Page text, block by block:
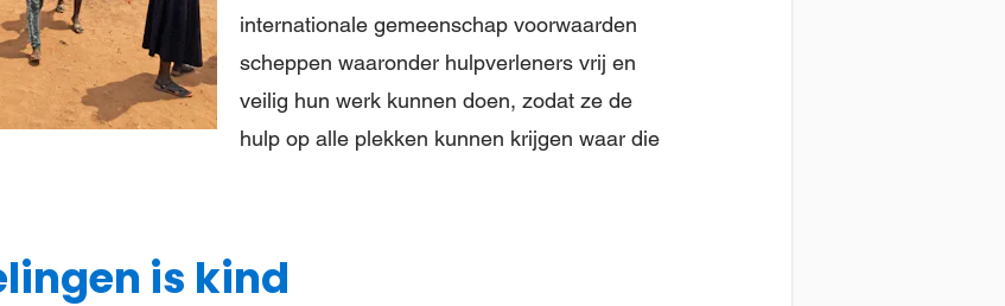
internationale gemeenschap voorwaarden
scheppen waaronder hulpverleners vrij en
veilig hun werk kunnen doen, zodat ze de
hulp op alle plekken kunnen krijgen waar die
is kind